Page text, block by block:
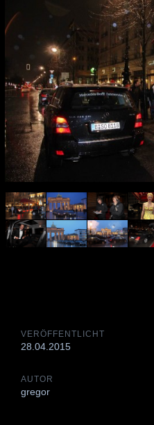
VERÖFFENTLICHT
28.04.2015
AUTOR
gregor